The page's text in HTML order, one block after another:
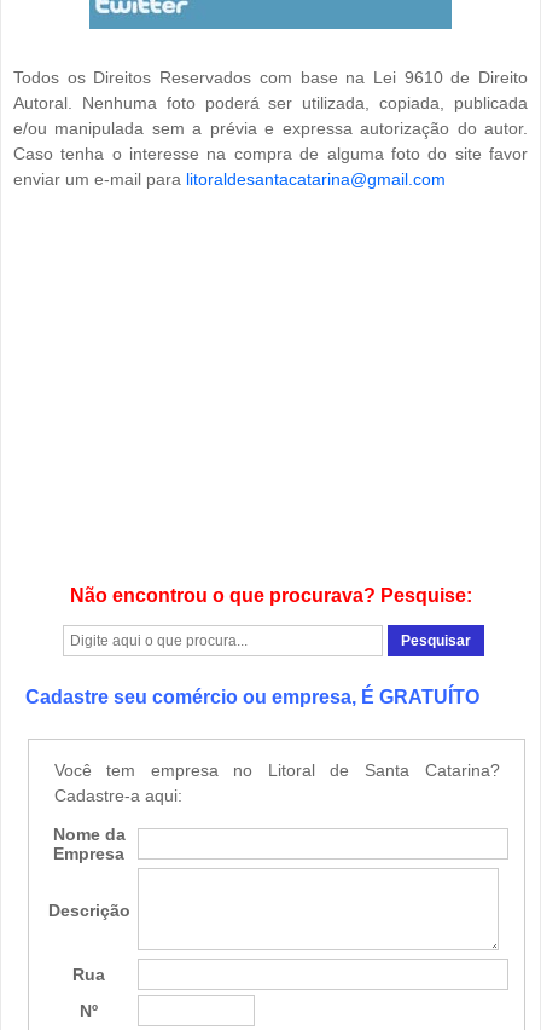
Todos os Direitos Reservados com base na Lei 9610 de Direito
Autoral. Nenhuma foto poderá ser utilizada, copiada, publicada
e/ou manipulada sem a prévia e expressa autorização do autor.
Caso tenha o interesse na compra de alguma foto do site favor
enviar um e-mail para litoraldesantacatarina@gmail.com
Não encontrou o que procurava? Pesquise:
Cadastre seu comércio ou empresa, É GRATUÍTO
Você tem empresa no Litoral de Santa Catarina?
Cadastre-a aqui:
Nome da
Empresa
Descrição
Rua
Nº